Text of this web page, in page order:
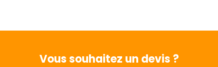
Vous souhaitez un devis ?